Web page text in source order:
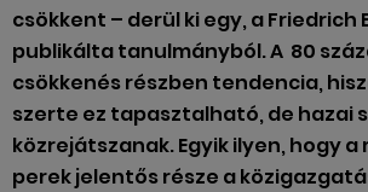
csökkent – derül ki egy, a
publikálta tanulmányból. A 80
csökkenés részben tendencia,
szerte ez tapasztalható, de hazai
közrejátszanak. Egyik ilyen, hogy
perek jelentős része a